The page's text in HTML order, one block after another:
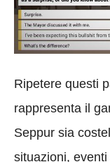
Ripetere questi
rappresenta il
Seppur sia
situazioni,